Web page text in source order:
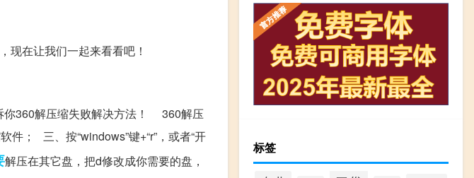
现在让我们一起来看看吧！
你360解压缩失败解决方法！ 360解压
； 三、按“windows”键+“r”，或者“开
解压在其它盘，把d修改成你需要的盘，
标签